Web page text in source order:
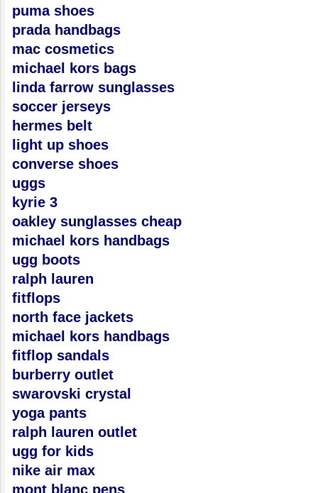
puma shoes
prada handbags
mac cosmetics
michael kors bags
linda farrow sunglasses
soccer jerseys
hermes belt
light up shoes
converse shoes
uggs
kyrie 3
oakley sunglasses cheap
michael kors handbags
ugg boots
ralph lauren
fitflops
north face jackets
michael kors handbags
fitflop sandals
burberry outlet
swarovski crystal
yoga pants
ralph lauren outlet
ugg for kids
nike air max
mont blanc pens